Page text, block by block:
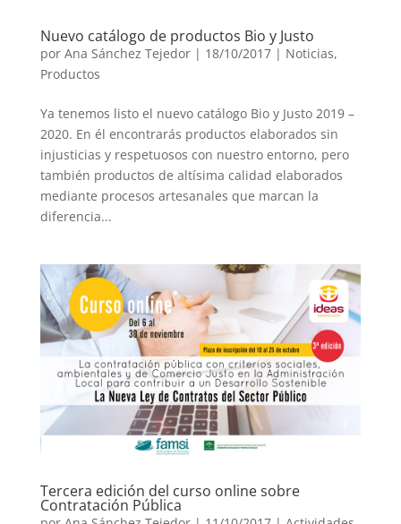
Nuevo catálogo de productos Bio y Justo
por Ana Sánchez Tejedor| 18/10/2017 | Noticias,
Productos
Ya tenemos listo el nuevo catálogo Bio y Justo 2019 –
2020. En él encontrarás productos elaborados sin
injusticias y respetuosos con nuestro entorno, pero
también productos de altísima calidad elaborados
mediante procesos artesanales que marcan la
diferencia...
Tercera edición del curso online sobre
Contratación Pública